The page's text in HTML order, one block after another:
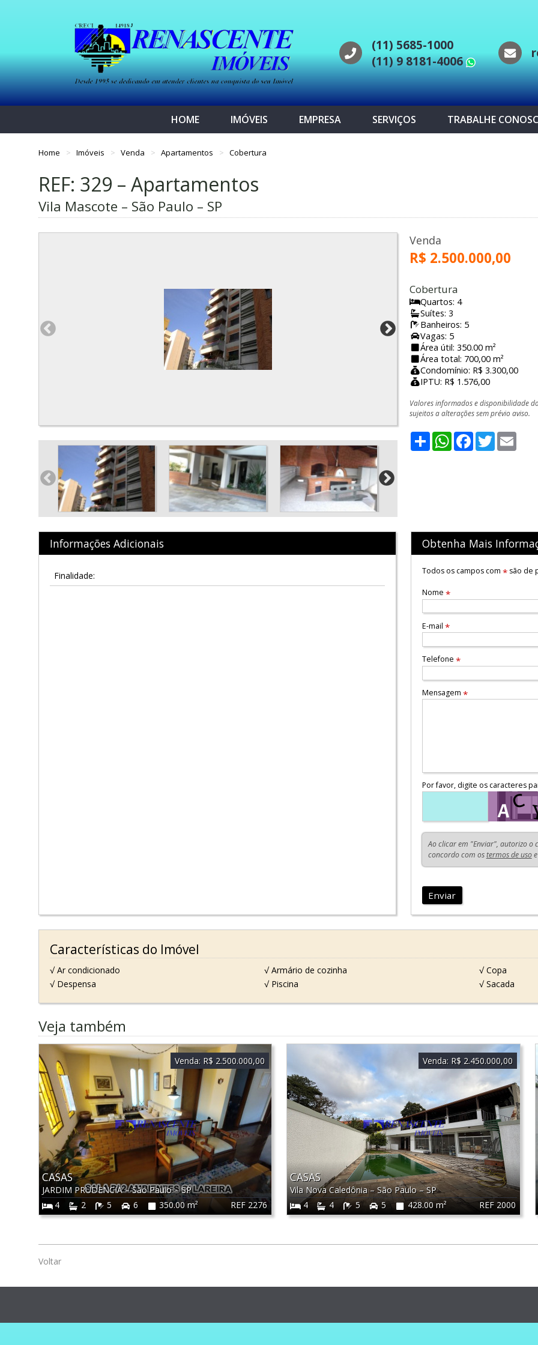
(11) 5685-1000
(11) 9 8181-4006
HOME IMÓVEIS EMPRESA SERVIÇOS TRABALHE
Home Imóveis Venda Apartamentos Cobertura
REF: 329 – Apartamentos
Vila Mascote – São Paulo – SP
Venda
R$ 2.500.000,00
Cobertura
Quartos: 4
Suítes: 3
Banheiros: 5
Vagas: 5
Área útil: 350.00 m²
Área total: 700,00 m²
Condomínio: R$ 3.300,00
IPTU: R$ 1.576,00
Valores informados e disponibilidade
sujeitos a alterações sem prévio aviso.
ShareWhatsApp
Facebook
Twitter
Informações Adicionais
Finalidade:
Obtenha Mais
Todos os campos com *são de
Nome *
E-mail *
Telefone *
Mensagem *
Por favor, digite os caracteres
Ao clicar em "Enviar", autorizo o
concordo com ostermos de usoe
Enviar
Características do Imóvel
√ Ar condicionado √ Armário de cozinha
√ Copa
√ Despensa
√ Piscina √ Sacada
Veja também
REF 2276
CASAS
JARDIM PRUDENCIA–São Paulo–SP
4
2 5 6 350.00 m²
Venda: R$ 2.500.000,00
REF 2000
CASAS
Vila Nova Caledônia–São Paulo–SP
4
4 5 5 428.00 m²
Venda: R$ 2.450.000,00
Voltar